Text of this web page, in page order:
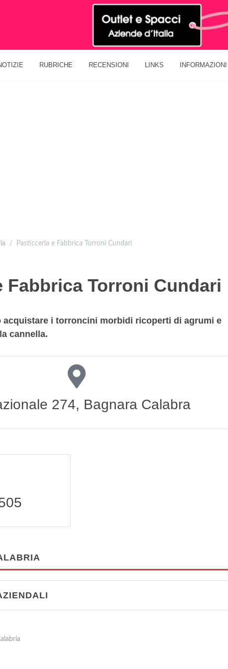
RUBRICHE RECENSIONI LINKS INFORMAZIONI
Pasticceria e Fabbrica Torroni Cundari
Fabbrica Torroni Cundari
acquistare i torroncini morbidi ricoperti di agrumi e
cannella.
274, Bagnara Calabra